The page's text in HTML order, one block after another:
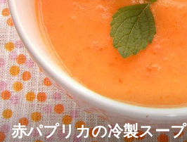
赤パプリカの冷製スープ